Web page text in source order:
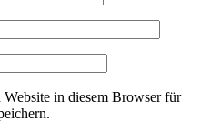
in diesem Browser für